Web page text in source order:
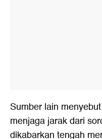
Sumber lain
menjaga jarak dari
dikabarkan tengah